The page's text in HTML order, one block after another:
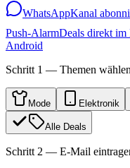
WhatsAppKanal
Push-AlarmDeals direkt im
Android
Schritt 1 — Themen wählen
Mode Elektronik
Alle Deals
Schritt 2 — E-Mail